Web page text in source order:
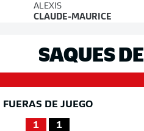
ALEXIS
CLAUDE-MAURICE
SAQUES
FUERAS DE JUEGO
1 1